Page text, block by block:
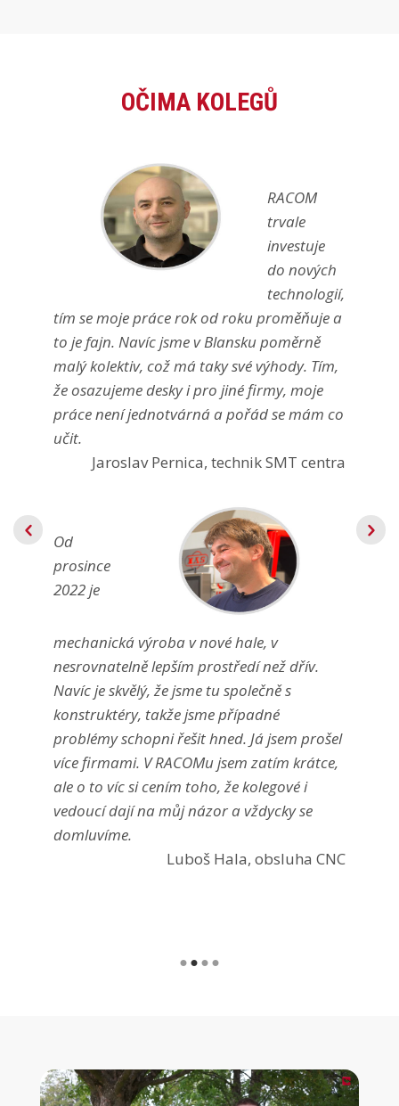
OČIMA KOLEGŮ
RACOM
trvale
investuje
do nových
technologií,
tím se moje práce rok od roku proměňuje a
to je fajn. Navíc jsme v Blansku poměrně
malý kolektiv, což má taky své výhody. Tím,
že osazujeme desky i pro jiné firmy, moje
práce není jednotvárná a pořád se mám co
učit.
Jaroslav Pernica, technik SMT centra
Od
prosince
2022 je
mechanická výroba v nové hale, v
nesrovnatelně lepším prostředí než dřív.
Navíc je skvělý, že jsme tu společně s
konstruktéry, takže jsme případné
problémy schopni řešit hned. Já jsem prošel
více firmami. V RACOMu jsem zatím krátce,
ale o to víc si cením toho, že kolegové i
vedoucí dají na můj názor a vždycky se
domluvíme.
Luboš Hala, obsluha CNC